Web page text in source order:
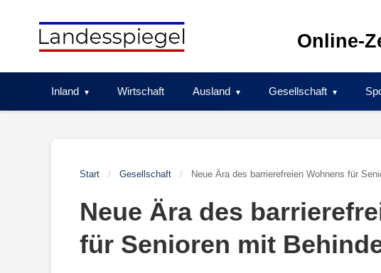
Online-
Inland Wirtschaft Ausland Gesellschaft
Start / Gesellschaft / Neue Ära des barrierefreien Wohnens für
Neue Ära des
für Senioren mit